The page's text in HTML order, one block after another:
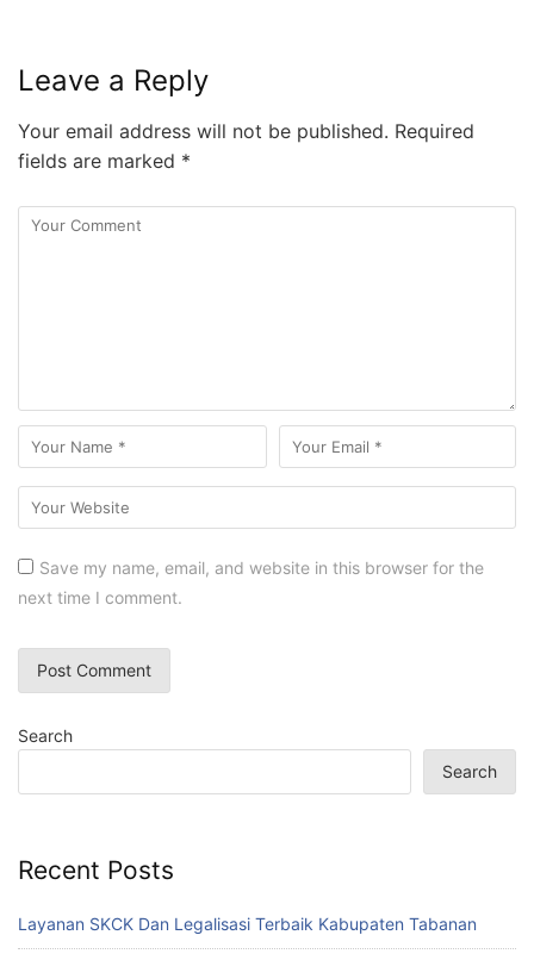
Leave a Reply
Your email address will not be published. Required
fields are marked *
Save my name, email, and website in this browser for the
next time I comment.
Search
Search
Recent Posts
Layanan SKCK Dan Legalisasi Terbaik Kabupaten Tabanan